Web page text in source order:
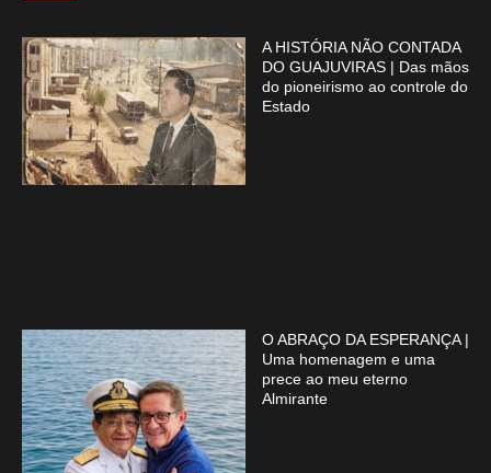
A HISTÓRIA NÃO CONTADA
DO GUAJUVIRAS | Das mãos
do pioneirismo ao controle do
Estado
O ABRAÇO DA ESPERANÇA |
Uma homenagem e uma
prece ao meu eterno
Almirante